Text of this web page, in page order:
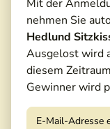
Mit der
nehmen Sie
Hedlund
Ausgelost wird
diesem
Gewinner wird